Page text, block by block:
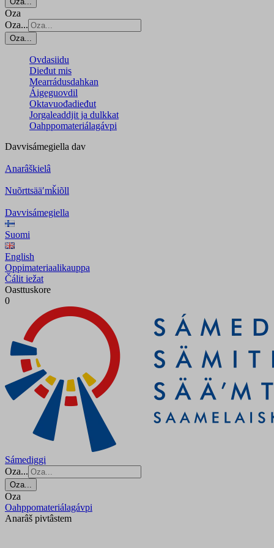
Oza
Oza...
Oza...
Ovdasiidu
Dieđut mis
Mearrádusdahkan
Áigeguovdil
Oktavuođadieđut
Jorgaleaddjit ja dulkkat
Oahppomateriálagávpi
Davvisámegiella dav
Anarâškielâ
Nuõrttsääʹmǩiõll
Davvisámegiella
Suomi
English
Oppimateriaalikauppa
Čálit iežat
Oasttuskore
0
Sámediggi
Oza...
Oza...
Oza
Oahppomateriálagávpi
Anarâš pivtâstem